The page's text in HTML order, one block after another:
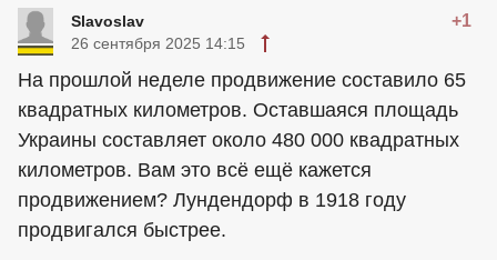
Slavoslav +1
26 сентября 2025 14:15
На прошлой неделе продвижение составило 65
квадратных километров. Оставшаяся площадь
Украины составляет около 480 000 квадратных
километров. Вам это всё ещё кажется
продвижением? Лундендорф в 1918 году
продвигался быстрее.